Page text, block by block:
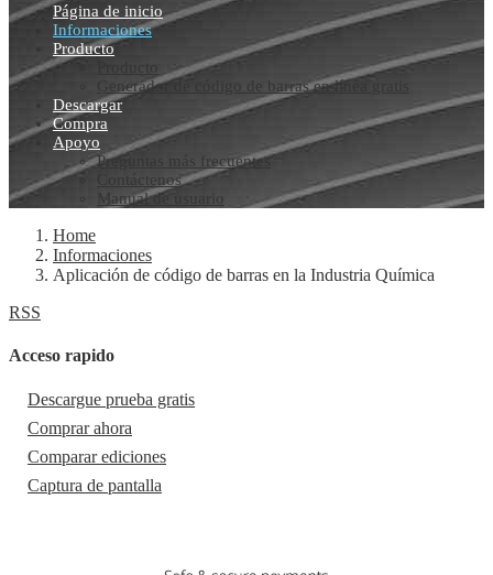
Página de inicio
Informaciones
Producto
Generador de código de barras en línea gratis
Descargar
Compra
Apoyo
Preguntas más frecuentes
Contáctenos
Manual de usuario
Home
Informaciones
Aplicación de código de barras en la Industria Química
RSS
Acceso rapido
Descargue prueba gratis
Comprar ahora
Comparar ediciones
Captura de pantalla